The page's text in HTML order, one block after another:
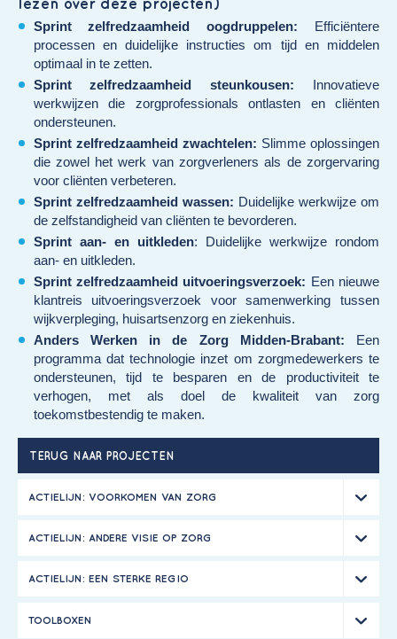
Sprint zelfredzaamheid oogdruppelen: Efficiëntere
processen en duidelijke instructies om tijd en middelen
optimaal in te zetten.
Sprint zelfredzaamheid steunkousen: Innovatieve
werkwijzen die zorgprofessionals ontlasten en cliënten
ondersteunen.
Sprint zelfredzaamheid zwachtelen: Slimme oplossingen
die zowel het werk van zorgverleners als de zorgervaring
voor cliënten verbeteren.
Sprint zelfredzaamheid wassen: Duidelijke werkwijze om
de zelfstandigheid van cliënten te bevorderen.
Sprint aan- en uitkleden: Duidelijke werkwijze rondom
aan- en uitkleden.
Sprint zelfredzaamheid uitvoeringsverzoek: Een nieuwe
klantreis uitvoeringsverzoek voor samenwerking tussen
wijkverpleging, huisartsenzorg en ziekenhuis.
Anders Werken in de Zorg Midden-Brabant: Een
programma dat technologie inzet om zorgmedewerkers te
ondersteunen, tijd te besparen en de productiviteit te
verhogen, met als doel de kwaliteit van zorg
toekomstbestendig te maken.
TERUG NAAR PROJECTEN
ACTIELIJN: VOORKOMEN VAN ZORG
ACTIELIJN: ANDERE VISIE OP ZORG
ACTIELIJN: EEN STERKE REGIO
TOOLBOXEN